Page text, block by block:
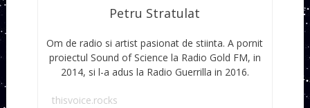
Petru Stratulat
Om de radio si artist pasionat de stiinta. A pornit
proiectul Sound of Science la Radio Gold FM, in
2014, si l-a adus la Radio Guerrilla in 2016.
thisvoice.rocks